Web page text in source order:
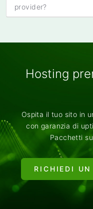
provider?
Hosting
Ospita il tuo sito in
con garanzia di
Pacchetti
RICHIEDI UN